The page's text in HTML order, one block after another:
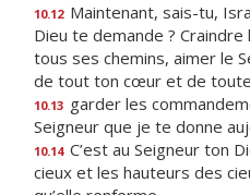
10.12 Maintenant, sais-tu,
Dieu te demande ?
tous ses chemins, aimer le
de tout ton cœur et de
10.13 garder les
Seigneur que je te donne
10.14 C’est au Seigneur ton
cieux et les hauteurs des